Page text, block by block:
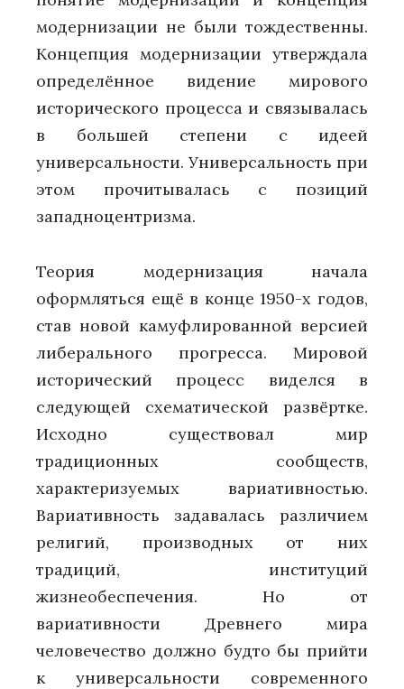
модернизации не были тождественны.
Концепция модернизации утверждала
определённое видение мирового
исторического процесса и связывалась
в большей степени с идеей
универсальности. Универсальность при
этом прочитывалась с позиций
западноцентризма.
Теория модернизация начала
оформляться ещё в конце 1950-х годов,
став новой камуфлированной версией
либерального прогресса. Мировой
исторический процесс виделся в
следующей схематической развёртке.
Исходно существовал мир
традиционных сообществ,
характеризуемых вариативностью.
Вариативность задавалась различием
религий, производных от них
традиций, институций
жизнеобеспечения. Но от
вариативности Древнего мира
человечество должно будто бы прийти
к универсальности современного